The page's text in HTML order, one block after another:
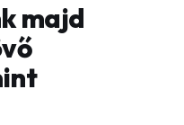
majd